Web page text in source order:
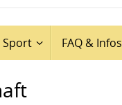
Sport FAQ & Infos